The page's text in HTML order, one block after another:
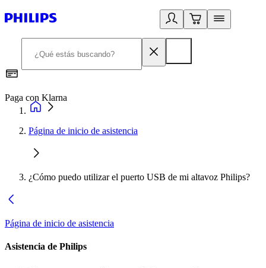
Paga con Klarna
Página de inicio de asistencia
¿Cómo puedo utilizar el puerto USB de mi altavoz Philips?
Página de inicio de asistencia
Asistencia de Philips